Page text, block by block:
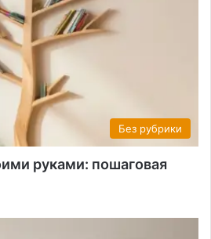
Без рубрики
руками: пошаговая